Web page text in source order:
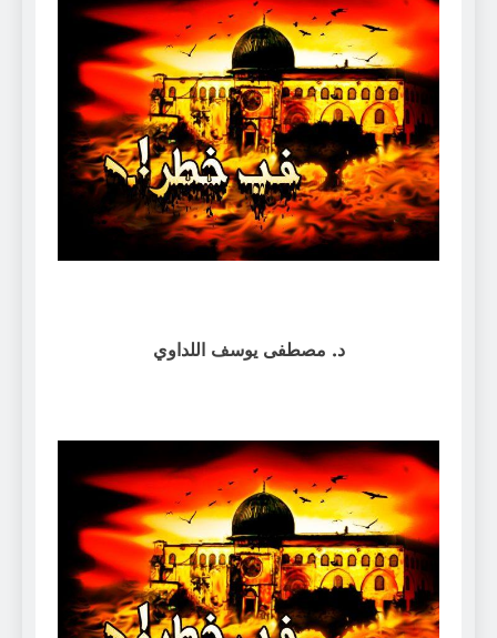
د. مصطفى يوسف اللداوي